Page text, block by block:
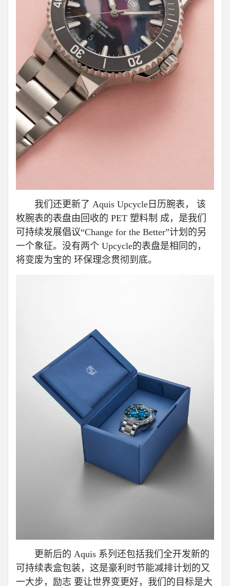
我们还更新了 Aquis Upcycle日历腕表， 该
枚腕表的表盘由回收的 PET 塑料制 成，是我们
可持续发展倡议“Change for the Better”计划的另
一个象征。没有两个 Upcycle的表盘是相同的，
将变废为宝的 环保理念贯彻到底。
更新后的 Aquis 系列还包括我们全开发新的
可持续表盒包装，这是豪利时节能减排计划的又
一大步，励志 要让世界变更好，我们的目标是大